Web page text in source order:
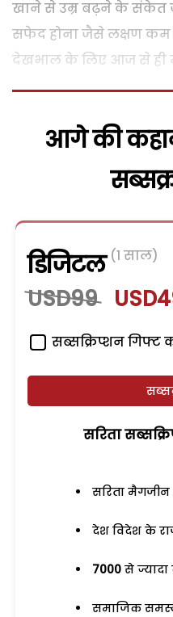
खाने से उम्र बढ़ने के संकेत
सफेद होना जैसे लक्षण कम
देखभाल के लिए आज से ही
आगे की
डिजिटल (1 साल)
USD99
सब्सक्रिप्शन गिफ्ट
सरिता
सरिता
देश विदेश के
7000 से ज्यादा
समाजिक